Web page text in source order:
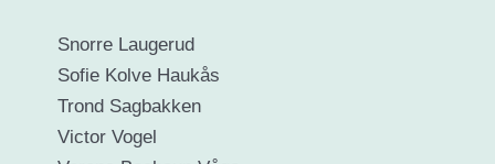
Snorre Laugerud
Sofie Kolve Haukås
Trond Sagbakken
Victor Vogel